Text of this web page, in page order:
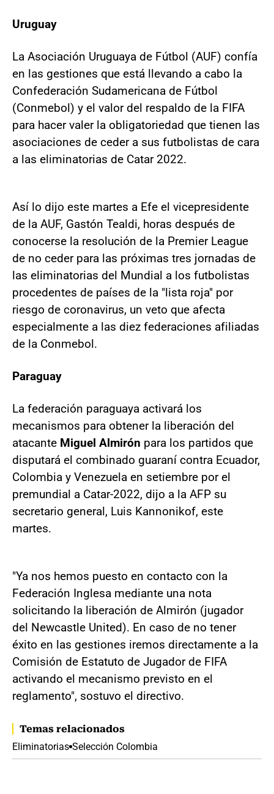
Uruguay
La Asociación Uruguaya de Fútbol (AUF) confía
en las gestiones que está llevando a cabo la
Confederación Sudamericana de Fútbol
(Conmebol) y el valor del respaldo de la FIFA
para hacer valer la obligatoriedad que tienen las
asociaciones de ceder a sus futbolistas de cara
a las eliminatorias de Catar 2022.
Así lo dijo este martes a Efe el vicepresidente
de la AUF, Gastón Tealdi, horas después de
conocerse la resolución de la Premier League
de no ceder para las próximas tres jornadas de
las eliminatorias del Mundial a los futbolistas
procedentes de países de la "lista roja" por
riesgo de coronavirus, un veto que afecta
especialmente a las diez federaciones afiliadas
de la Conmebol.
Paraguay
La federación paraguaya activará los
mecanismos para obtener la liberación del
atacante Miguel Almirón para los partidos que
disputará el combinado guaraní contra Ecuador,
Colombia y Venezuela en setiembre por el
premundial a Catar-2022, dijo a la AFP su
secretario general, Luis Kannonikof, este
martes.
"Ya nos hemos puesto en contacto con la
Federación Inglesa mediante una nota
solicitando la liberación de Almirón (jugador
del Newcastle United). En caso de no tener
éxito en las gestiones iremos directamente a la
Comisión de Estatuto de Jugador de FIFA
activando el mecanismo previsto en el
reglamento", sostuvo el directivo.
Temas relacionados
Eliminatorias Selección Colombia